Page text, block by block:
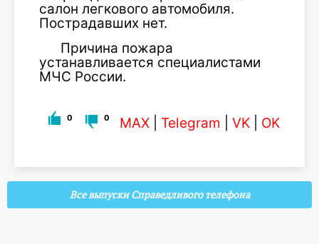
салон легкового автомобиля.
Пострадавших нет.
Причина пожара
устанавливается специалистами
МЧС России.
0 0 MAX Telegram VK OK
Все выпуски Справедливого телефона